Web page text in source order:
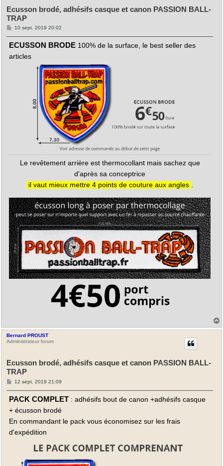
Ecusson brodé, adhésifs casque et canon PASSION BALL-
TRAP
M
s
g
10 sept. 2019 20:02
ECUSSON BRODE 100% de la surface, le best seller des
articles
Le revêtement arrière est thermocollant mais sachez que
d'après sa conceptrice
il vaut mieux mettre 4 points de couture aux angles
Bernard PROUST
Administrateur forum
Ecusson brodé, adhésifs casque et canon PASSION BALL-
TRAP
M
s
g
12 sept. 2019 21:09
PACK COMPLET : adhésifs bout de canon +adhésifs casque
+ écusson brodé
En commandant le pack vous économisez sur les frais
d'expédition